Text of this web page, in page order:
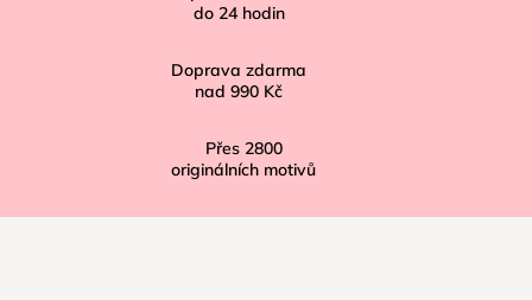
do 24 hodin
Doprava zdarma
nad 990 Kč
Přes 2800
originálních motivů